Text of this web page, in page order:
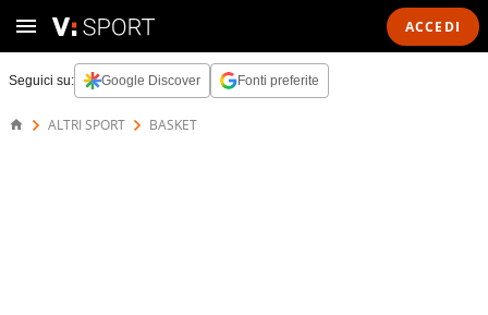
ACCEDI
Seguici su: Google Discover Fonti preferite
ALTRI SPORT BASKET